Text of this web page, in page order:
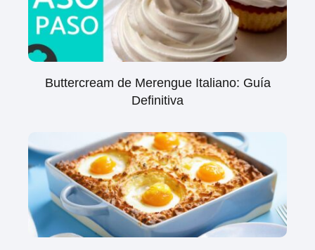
Buttercream de Merengue Italiano: Guía
Definitiva